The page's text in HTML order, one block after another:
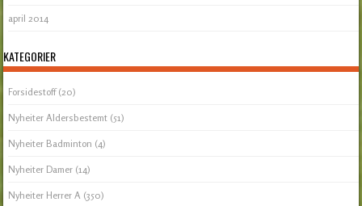
april 2014
KATEGORIER
Forsidestoff(20)
Nyheiter Aldersbestemt (51)
Nyheiter Badminton (4)
Nyheiter Damer (14)
Nyheiter Herrer A (350)